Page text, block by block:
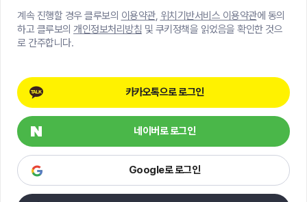
계속 진행할 경우 클루보의 이용약관, 위치기반서비스 이용약관에 동의
하고 클루보의 개인정보처리방침 및 쿠키정책을 읽었음을 확인한 것으
로 간주합니다.
카카오톡으로 로그인
네이버로 로그인
Google로 로그인